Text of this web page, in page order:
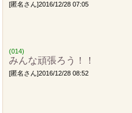
[匿名さん]2016/12/28 07:05
(014)
みんな頑張ろう！！
[匿名さん]2016/12/28 08:52